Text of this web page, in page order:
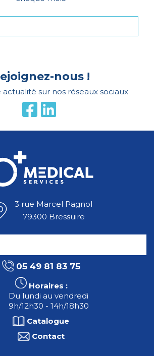
nous !
actualité sur nos réseaux sociaux
3 rue Marcel Pagnol
79300 Bressuire
05 49 81 83 75
Horaires :
Du lundi au vendredi
9h/12h30 - 14h/18h30
Catalogue
Contact